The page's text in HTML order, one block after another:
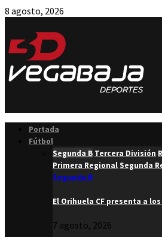
8 agosto, 2026
Portada
Fútbol
Segunda B Tercera División
Primera RegionalSegunda
Segunda B
El Orihuela CF presenta a
7 agosto, 2026